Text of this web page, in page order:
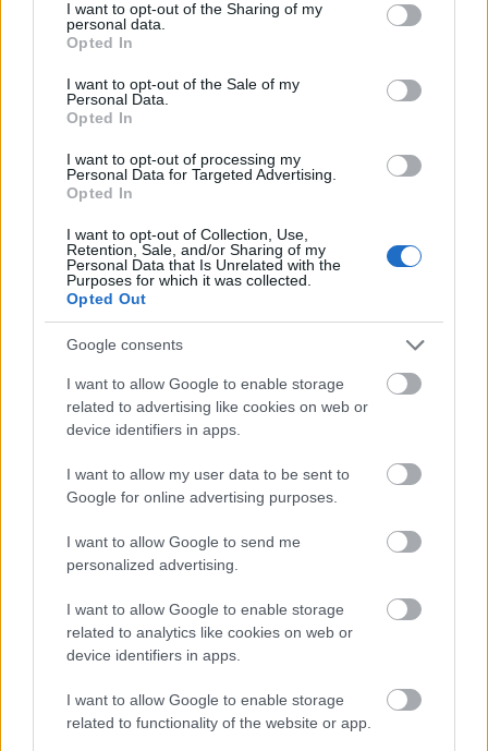
not limited to your visit or usage behaviour. You may click to
grant or deny consent to Google and its third-party tags to
use your data for below specified purposes in below Google
consent section.
I want to opt-out of the Sharing of my
personal data.
Opted In
I want to opt-out of the Sale of my
Personal Data.
Opted In
I want to opt-out of processing my
Personal Data for Targeted Advertising.
Opted In
I want to opt-out of Collection, Use,
Retention, Sale, and/or Sharing of my
Personal Data that Is Unrelated with the
Purposes for which it was collected.
Opted Out
Google consents
I want to allow Google to enable storage
related to advertising like cookies on web or
device identifiers in apps.
I want to allow my user data to be sent to
Google for online advertising purposes.
I want to allow Google to send me
personalized advertising.
I want to allow Google to enable storage
related to analytics like cookies on web or
device identifiers in apps.
I want to allow Google to enable storage
related to functionality of the website or app.
After harvesting the basil leaves, wash and dry them.
Place the basil leaves, pine nuts, oil and Parmesan
cheese in a bowl and process the mix less then one
minute with a hand processor until the mix
is thoroughly proceed. Then add salt and pepper to
taste and your pesto is ready. Let's see at least three
ways how to consume it
(1) put it on a slice of bread or
(3) mix it with pasta and put Parmesan cheese on the
I prepared a really simple tomato salad to eat pesto
version (1) with. Cut cocktail tomatoes into two, place
them into a bowl, add olive oil and juice of a half lemon,
add salt and pepper and freshly cut basil leaves then
mix it and place to the fridge maximum one hour. If you
like Mozzarella cheese, take mini ones and cut them
into two before adding them to the tomato salad.
Simple but great recipe.